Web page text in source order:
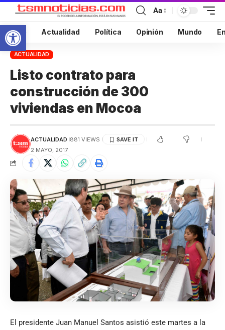
Abrir barra de herramientas
Aa
Inicio Actualidad Política Opinión Mundo
ACTUALIDAD
Listo contrato para
construcción de 300
viviendas en Mocoa
ACTUALIDAD 881 VIEWS
2 MAYO, 2017
El presidente Juan Manuel Santos asistió este martes a la